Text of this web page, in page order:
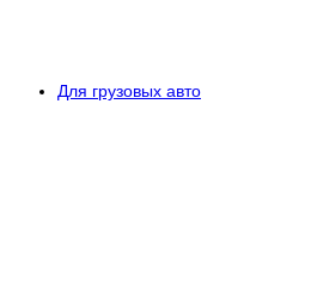
Для грузовых авто